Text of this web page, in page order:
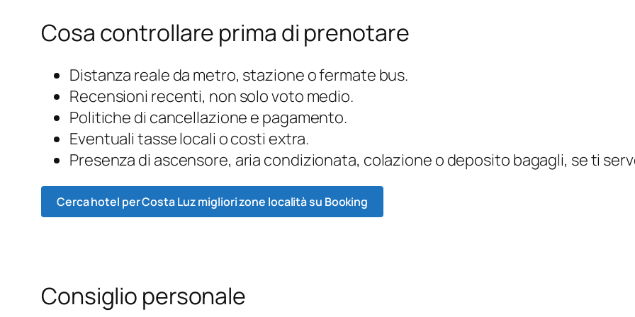
Cosa controllare prima di prenotare
Distanza reale da metro, stazione o fermate bus.
Recensioni recenti, non solo voto medio.
Politiche di cancellazione e pagamento.
Eventuali tasse locali o costi extra.
Presenza di ascensore, aria condizionata, colazione o deposito bagagli, se ti
Cerca hotel per Costa Luz migliori zone località su Booking
Consiglio personale